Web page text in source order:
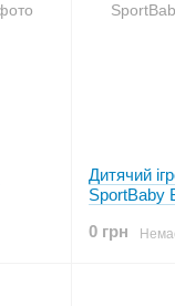
Дитячий
SportBaby
0 грн